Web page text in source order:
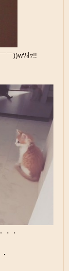
￣))wﾜｵｯ!!
・・